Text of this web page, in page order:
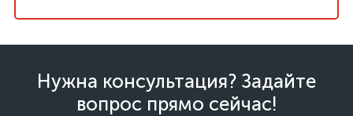
Нужна консультация? Задайте
вопрос прямо сейчас!